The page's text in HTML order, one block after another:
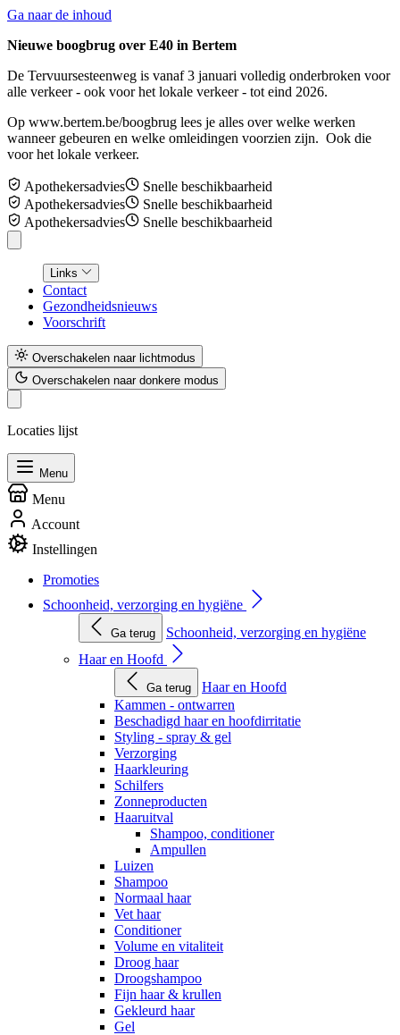
Ga naar de inhoud
Nieuwe boogbrug over E40 in Bertem
De Tervuursesteenweg is vanaf 3 januari volledig onderbroken voor
alle verkeer - ook voor het lokale verkeer - tot eind 2026.
Op www.bertem.be/boogbrug lees je alles over welke werken
wanneer gebeuren en welke omleidingen voorzien zijn. Ook die
voor het lokale verkeer.
Apothekersadvies
Snelle beschikbaarheid
Apothekersadvies
Snelle beschikbaarheid
Apothekersadvies
Snelle beschikbaarheid
Links
Contact
Gezondheidsnieuws
Voorschrift
Overschakelen naar lichtmodus
Overschakelen naar donkere modus
Locaties lijst
Menu
Menu
Account
Instellingen
Promoties
Schoonheid, verzorging en hygiëne
Ga terug
Schoonheid, verzorging en hygiëne
Haar en Hoofd
Ga terug
Haar en Hoofd
Kammen - ontwarren
Beschadigd haar en hoofdirritatie
Styling - spray & gel
Verzorging
Haarkleuring
Schilfers
Zonneproducten
Haaruitval
Shampoo, conditioner
Ampullen
Luizen
Shampoo
Normaal haar
Vet haar
Conditioner
Volume en vitaliteit
Droog haar
Droogshampoo
Fijn haar & krullen
Gekleurd haar
Gel